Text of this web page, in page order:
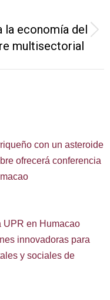
la economía del
multisectorial
con un asteroide
ofrecerá conferencia
UPR en Humacao
innovadoras para
y sociales de